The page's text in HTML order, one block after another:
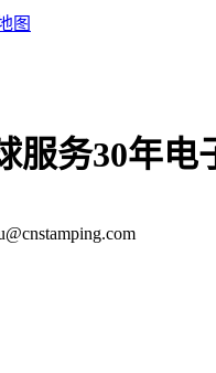
图
服务30年电